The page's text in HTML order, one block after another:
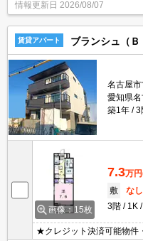
情報更新日 2026/08/07
賃貸アパート ブランシュ（Ｂ
名古屋
愛知県
築1年
3
画像：15枚
7.3万円
敷
なし
3階
1K
★クレジット決済可能物件